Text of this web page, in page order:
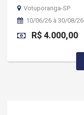
Votuporanga-SP
10/06/26 à 30/08/26
R$ 4.000,00